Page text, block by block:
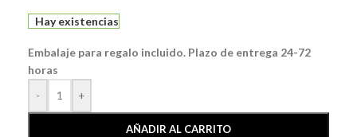
Hay existencias
Embalaje para regalo incluido. Plazo de entrega 24-72
horas
-
+
AÑADIR AL CARRITO